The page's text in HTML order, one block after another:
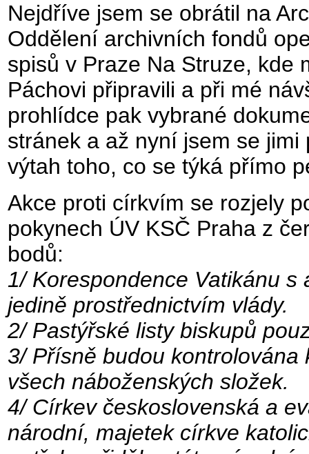
Nejdříve jsem se obrátil na
Oddělení archivních fondů
spisů v Praze Na Struze, kde
Páchovi připravili a při mé
prohlídce pak vybrané
stránek a až nyní jsem se
výtah toho, co se týká přímo
Akce proti církvím se rozjely
pokynech ÚV KSČ Praha z
bodů:
1/ Korespondence Vatikánu
jedině prostřednictvím vlády.
2/ Pastýřské listy biskupů
3/ Přísně budou
všech náboženských složek.
4/ Církev československá a
národní, majetek církve